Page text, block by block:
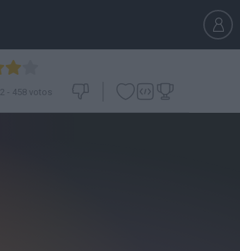
- 458 votos